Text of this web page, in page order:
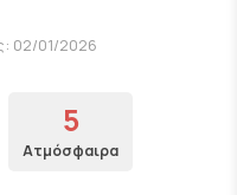
02/01/2026
5
Ατμόσφαιρα